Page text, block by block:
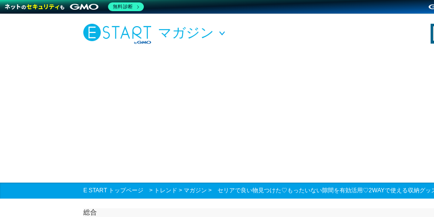
マガジン
E START トップページ > トレンド > マガジン > セリアで良い物見つけた♡もったいない隙間を有効活用♡2WAYで使える収納グッ
総合
無料診断